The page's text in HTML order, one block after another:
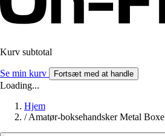
Kurv subtotal
Se min kurv Fortsæt med at handle
Loading...
Hjem
/ Amatør-boksehandsker Metal Boxe